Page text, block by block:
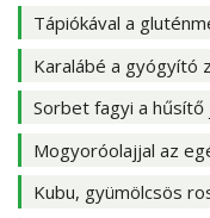
Tápiókával a
Karalábé a gyógyító
Sorbet fagyi a
Mogyoróolajjal az
Kubu, gyümölcsös